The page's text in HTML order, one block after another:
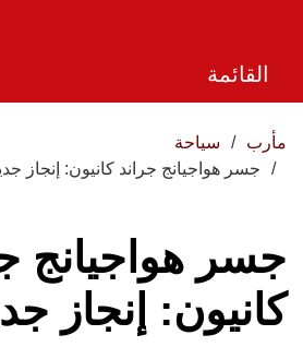
القائمة
مأرب
سياحة
جسر هواجيانج جراند كانيون: إنجاز
جسر هواجيانج
كانيون: إنجاز